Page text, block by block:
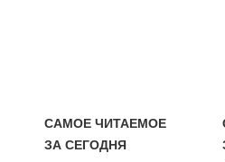
САМОЕ ЧИТАЕМОЕ
ЗА СЕГОДНЯ